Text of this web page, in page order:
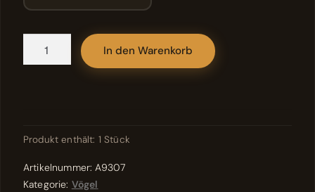
Basstölpel
In den Warenkorb
Produkt enthält: 1Stück
Artikelnummer:A9307
Kategorie: Vögel